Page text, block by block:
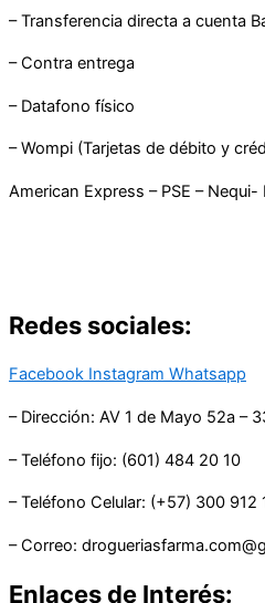
– Transferencia directa a cuenta
– Contra entrega
– Datafono físico
– Wompi (Tarjetas de débito y
American Express – PSE –
Redes sociales:
Facebook Instagram Whatsapp
– Dirección: AV 1 de Mayo 52a –
– Teléfono fijo: (601) 484 20 10
– Teléfono Celular: (+57) 300 912
– Correo:
Enlaces de Interés: